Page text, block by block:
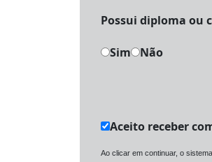
Sim Não
Aceito receber
Ao clicar em continuar, o